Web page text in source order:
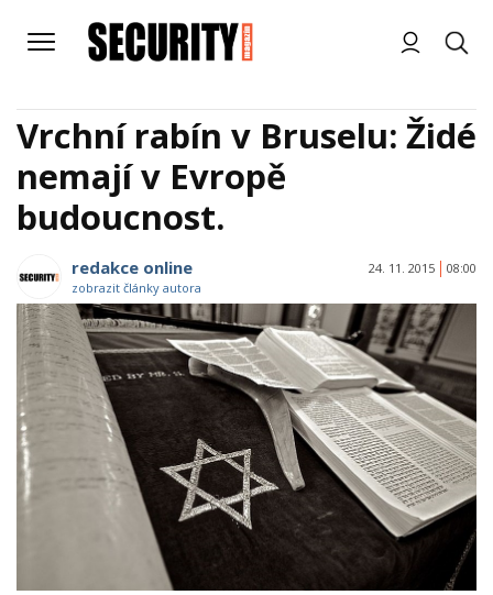
Vrchní rabín v Bruselu: Židé
nemají v Evropě
budoucnost.
redakce online
zobrazit články autora
24. 11. 2015 08:00